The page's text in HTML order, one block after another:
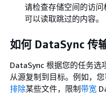
请检查存储空间的访
可以读取跳过的内容。
如何 DataSync 传
DataSync 根据您的任务选
从源复制到目标。例如，
排除某些文件，限制带宽